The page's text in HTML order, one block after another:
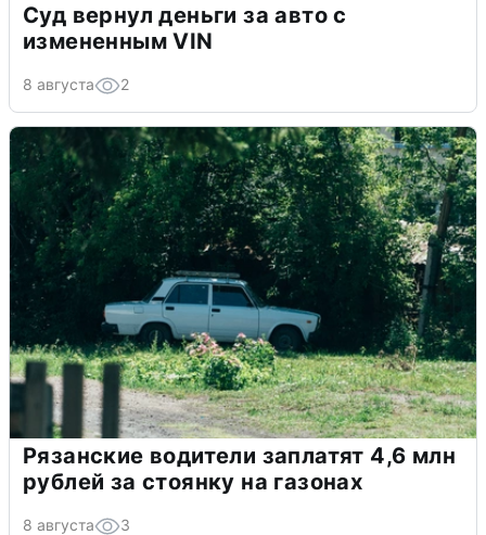
Суд вернул деньги за авто с
измененным VIN
8 августа 2
Рязанские водители заплатят 4,6 млн
рублей за стоянку на газонах
8 августа 3